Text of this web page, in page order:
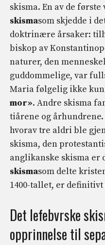
skisma. En av de første
skismasom skjedde i
doktrinære årsaker:
biskop av
naturer, den
guddommelige, var
Maria følgelig ikke
mor». Andre skisma
tiårene og
hvorav tre aldri ble
skisma, den
anglikanske skisma er
skismasom delte
1400-tallet, er
Det lefebvrske
opprinnelse til